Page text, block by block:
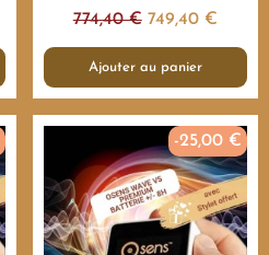
774,40 € 749,40 €
Ajouter au panier
-25,00 €